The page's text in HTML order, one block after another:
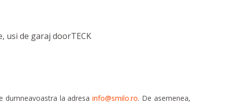
de garaj doorTECK
dumneavoastra la adresainfo@smilo.ro. De asemenea,